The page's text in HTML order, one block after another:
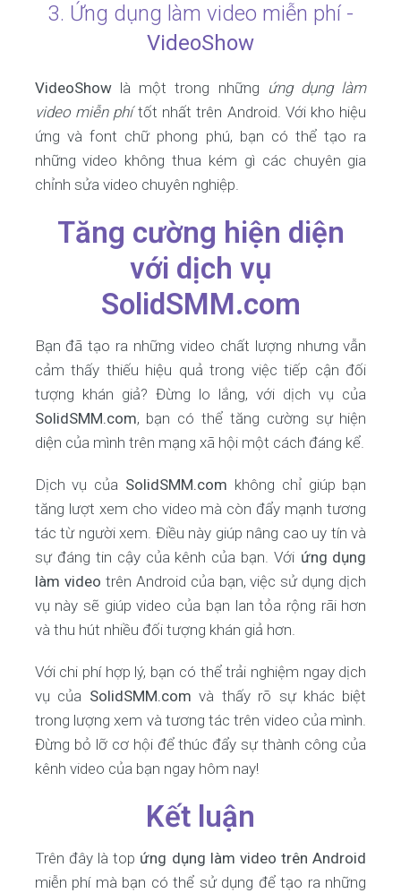
3. Ứng dụng làm video miễn phí -
VideoShow
VideoShowlà một trong những ứng dụng làm
video miễn phítốt nhất trên Android. Với kho hiệu
ứng và font chữ phong phú, bạn có thể tạo ra
những video không thua kém gì các chuyên gia
chỉnh sửa video chuyên nghiệp.
Tăng cường hiện diện
với dịch vụ
SolidSMM.com
Bạn đã tạo ra những video chất lượng nhưng vẫn
cảm thấy thiếu hiệu quả trong việc tiếp cận đối
tượng khán giả? Đừng lo lắng, với dịch vụ của
SolidSMM.com, bạn có thể tăng cường sự hiện
diện của mình trên mạng xã hội một cách đáng kể.
Dịch vụ của SolidSMM.com không chỉ giúp bạn
tăng lượt xem cho video mà còn đẩy mạnh tương
tác từ người xem. Điều này giúp nâng cao uy tín và
sự đáng tin cậy của kênh của bạn. Với ứng dụng
làm video trên Android của bạn, việc sử dụng dịch
vụ này sẽ giúp video của bạn lan tỏa rộng rãi hơn
và thu hút nhiều đối tượng khán giả hơn.
Với chi phí hợp lý, bạn có thể trải nghiệm ngay dịch
vụ của SolidSMM.com và thấy rõ sự khác biệt
trong lượng xem và tương tác trên video của mình.
Đừng bỏ lỡ cơ hội để thúc đẩy sự thành công của
kênh video của bạn ngay hôm nay!
Kết luận
Trên đây là top ứng dụng làm video trên Android
miễn phí mà bạn có thể sử dụng để tạo ra những